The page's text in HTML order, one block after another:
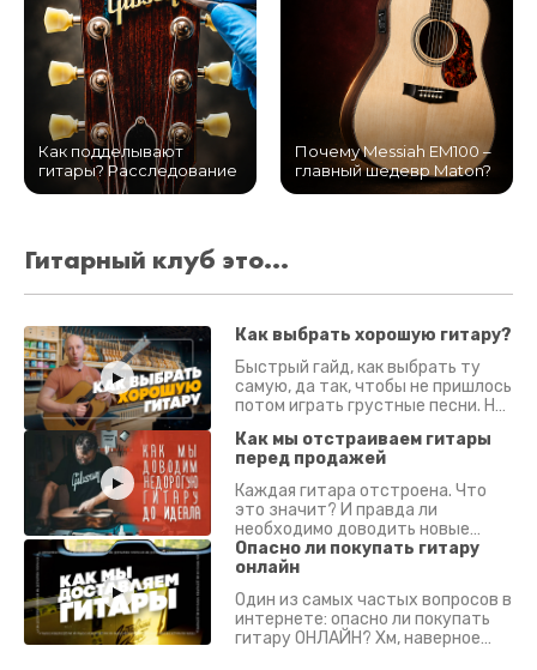
Как подделывают
гитары? Расследование
Почему Messiah EM100 –
главный шедевр Maton?
Гитарный клуб это...
Как выбрать хорошую гитару?
Быстрый гайд, как выбрать ту
самую, да так, чтобы не пришлось
потом играть грустные песни. На
Как мы отстраиваем гитары
перед продажей
Каждая гитара отстроена. Что
это значит? И правда ли
необходимо доводить новые
гитары? Если кратко - да.
Подробно - в видео :)
Опасно ли покупать гитару
онлайн
Один из самых частых вопросов в
интернете: опасно ли покупать
гитару ОНЛАЙН? Хм, наверное